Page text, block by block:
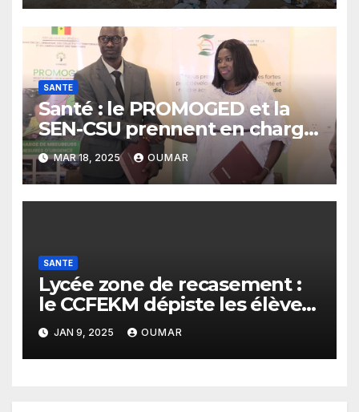
SANTE
Santé : le PROMOGED et la
SEN-CSU prennent en charge
les récupérateurs de
Mbeubeuss
MAR 18, 2025 OUMAR
SANTE
Lycée zone de recasement :
le CCFEKM dépiste les élèves
du VIH
JAN 9, 2025 OUMAR